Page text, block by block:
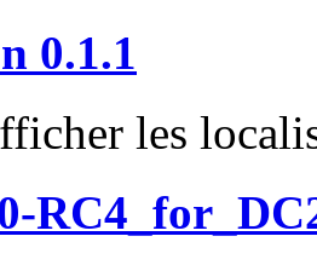
0.1.1
les